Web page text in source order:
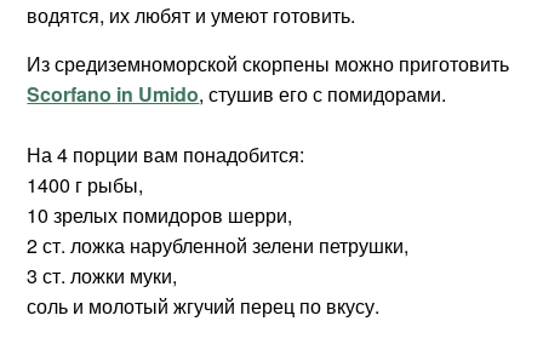
водятся, их любят и умеют готовить.
Из средиземноморской скорпены можно приготовить
Scorfano in Umido, стушив его с помидорами.
На 4 порции вам понадобится:
1400 г рыбы,
10 зрелых помидоров шерри,
2 ст. ложка нарубленной зелени петрушки,
3 ст. ложки муки,
соль и молотый жгучий перец по вкусу.